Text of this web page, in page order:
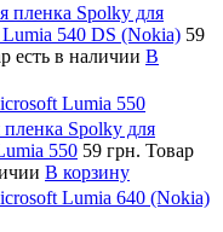
пленка Spolky для
540 DS (Nokia) 59
есть в наличии В
Lumia 550
пленка Spolky для
550 59 грн. Товар
В корзину
Lumia 640 (Nokia)